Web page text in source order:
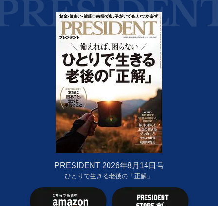
PRESIDENT 2026年8月14日号
ひとりで生きる老後の「正解」